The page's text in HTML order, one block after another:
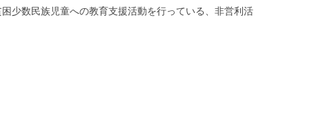
少数民族児童への教育支援活動を行っている、非営利活